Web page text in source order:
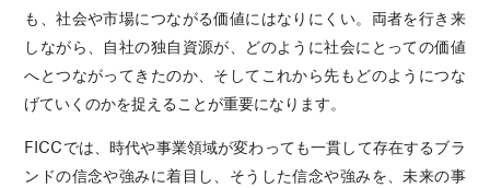
も、社会や市場につながる価値にはなりにくい。両者を行き来
しながら、自社の独自資源が、どのように社会にとっての価値
へとつながってきたのか、そしてこれから先もどのようにつな
げていくのかを捉えることが重要になります。
FICCでは、時代や事業領域が変わっても一貫して存在するブラ
ンドの信念や強みに着目し、そうした信念や強みを、未来の事